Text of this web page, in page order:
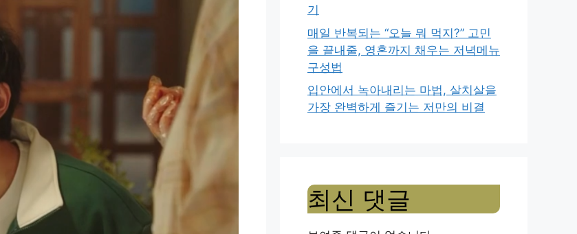
기
매일 반복되는 “오늘 뭐 먹지?” 고민
을 끝내줄, 영혼까지 채우는 저녁메뉴
구성법
입안에서 녹아내리는 마법, 살치살을
가장 완벽하게 즐기는 저만의 비결
최신 댓글